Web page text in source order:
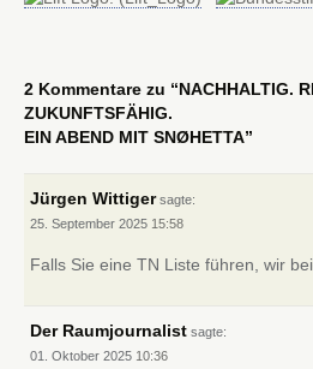
2 Kommentare zu “NACHHALTIG.
ZUKUNFTSFÄHIG.
EIN ABEND MIT SNØHETTA”
Jürgen Wittigersagte:
25. September 2025 15:58
Falls Sie eine TN Liste führen, wir
Der Raumjournalist sagte:
01. Oktober 2025 10:36